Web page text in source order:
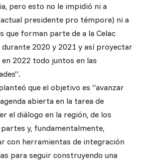
pero esto no le impidió ni a
presidente pro témpore) ni a
que forman parte de a la Celac
2020 y 2021 y así proyectar
2022 todo juntos en las
que el objetivo es “avanzar
abierta en la tarea de
el diálogo en la región, de los
y, fundamentalmente,
con herramientas de integración
para seguir construyendo una